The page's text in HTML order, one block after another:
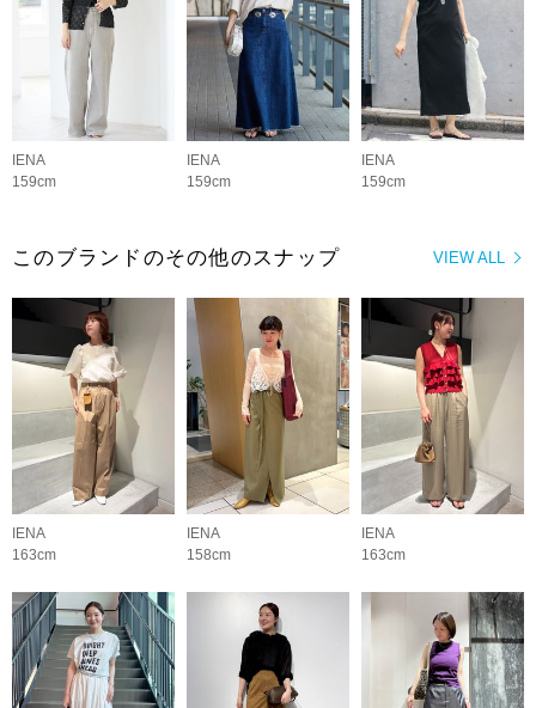
IENA
159cm
IENA
159cm
IENA
159cm
VIEW ALL
このブランドのその他のスナップ
IENA
163cm
IENA
158cm
IENA
163cm